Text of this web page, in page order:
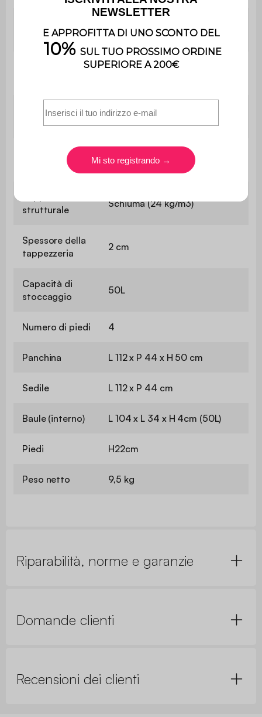
struttura
compensato
Rivestimento
dei sedili
Schiuma (24 kg/m3)
Spessore della
tappezzeria
5 cm
strutturale
Schiuma (24 kg/m3)
Spessore della
tappezzeria
2 cm
Capacità di
stoccaggio
50L
Numero di piedi 4
Panchina L 112 x P 44 x H 50 cm
Sedile L 112 x P 44 cm
Baule (interno) L 104 x L 34 x H 4cm (50L)
Piedi H22cm
Peso netto 9,5 kg
Riparabilità, norme e garanzie
Domande clienti
Recensioni dei clienti